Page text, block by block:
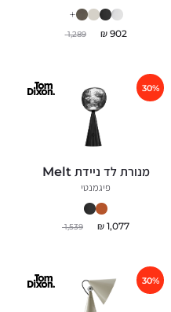
902
₪
1,289
+
מנורת לד ניידת Melt
פיגמנטי
30%
1,077
₪
1,539
30%